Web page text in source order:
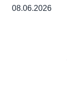
08.06.2026